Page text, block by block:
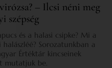
– Ilcsi néni meg
szépség
és a halasi csipke? Mi a
Sorozatunkban a
Értéktár kincseinek
mutatjuk be.